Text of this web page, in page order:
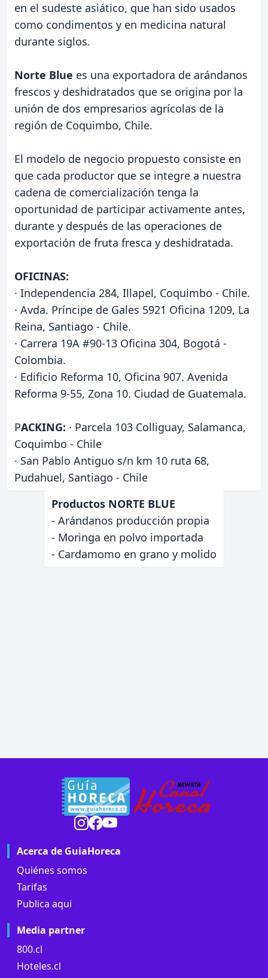
en el sudeste asiático, que han sido usados
como condimentos y en medicina natural
durante siglos.
Norte Blue es una exportadora de arándanos
frescos y deshidratados que se origina por la
unión de dos empresarios agrícolas de la
región de Coquimbo, Chile.
El modelo de negocio propuesto consiste en
que cada productor que se integre a nuestra
cadena de comercialización tenga la
oportunidad de participar activamente antes,
durante y después de las operaciones de
exportación de fruta fresca y deshidratada.
OFICINAS:
· Independencia 284, Illapel, Coquimbo - Chile.
· Avda. Príncipe de Gales 5921 Oficina 1209, La
Reina, Santiago - Chile.
· Carrera 19A #90-13 Oficina 304, Bogotá -
Colombia.
· Edificio Reforma 10, Oficina 907. Avenida
Reforma 9-55, Zona 10. Ciudad de Guatemala.
PACKING: · Parcela 103 Colliguay, Salamanca,
Coquimbo - Chile
· San Pablo Antiguo s/n km 10 ruta 68,
Pudahuel, Santiago - Chile
Productos NORTE BLUE
- Arándanos producción propia
- Moringa en polvo importada
- Cardamomo en grano y molido
Acerca de GuiaHoreca
Quiénes somos
Tarifas
Publica aqui
Media partner
800.cl
Hoteles.cl